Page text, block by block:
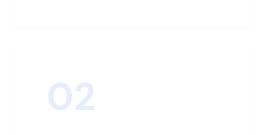
02